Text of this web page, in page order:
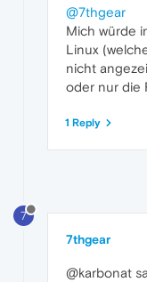
@7thgear
Mich würde
Linux
nicht
oder nur die
1 Reply
7
7thgear
@karbonat